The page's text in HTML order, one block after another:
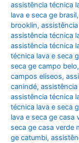
assistência técnica
lava e seca ge brasil
brooklin,
assistência técnica
assistência técnica
técnica lava e seca
seca ge campo belo
campos elíseos,
canindé,
assistência técnica
técnica lava e seca
lava e seca ge casa
seca ge casa verde
ge catumbi,